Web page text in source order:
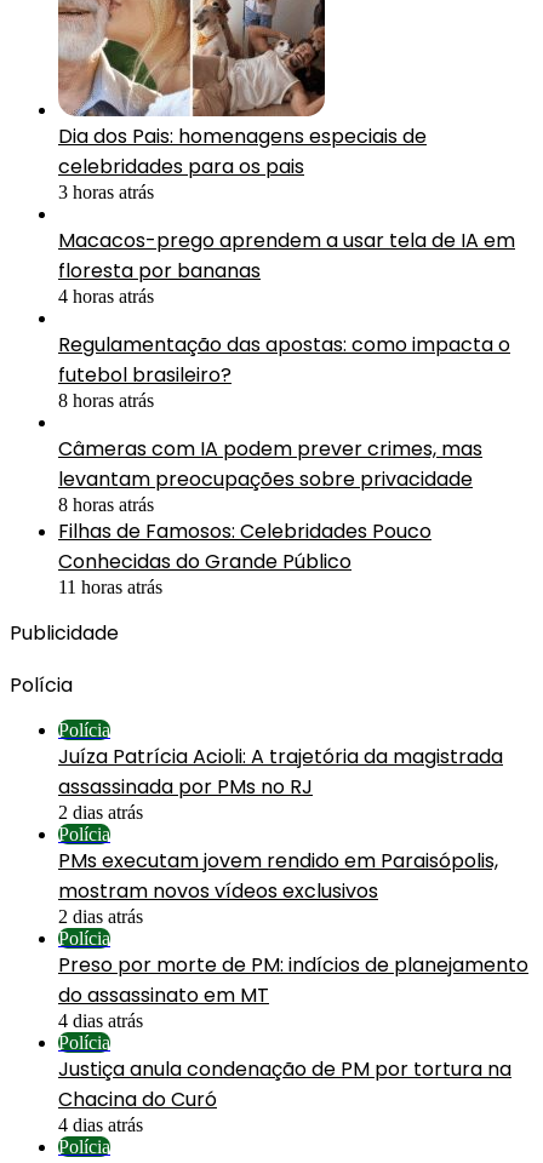
Dia dos Pais: homenagens especiais de
celebridades para os pais
3 horas atrás
Macacos-prego aprendem a usar tela de IA em
floresta por bananas
4 horas atrás
Regulamentação das apostas: como impacta o
futebol brasileiro?
8 horas atrás
Câmeras com IA podem prever crimes, mas
levantam preocupações sobre privacidade
8 horas atrás
Filhas de Famosos: Celebridades Pouco
Conhecidas do Grande Público
11 horas atrás
Publicidade
Polícia
Polícia
Juíza Patrícia Acioli: A trajetória da magistrada
assassinada por PMs no RJ
2 dias atrás
Polícia
PMs executam jovem rendido em Paraisópolis,
mostram novos vídeos exclusivos
2 dias atrás
Polícia
Preso por morte de PM: indícios de planejamento
do assassinato em MT
4 dias atrás
Polícia
Justiça anula condenação de PM por tortura na
Chacina do Curó
4 dias atrás
Polícia